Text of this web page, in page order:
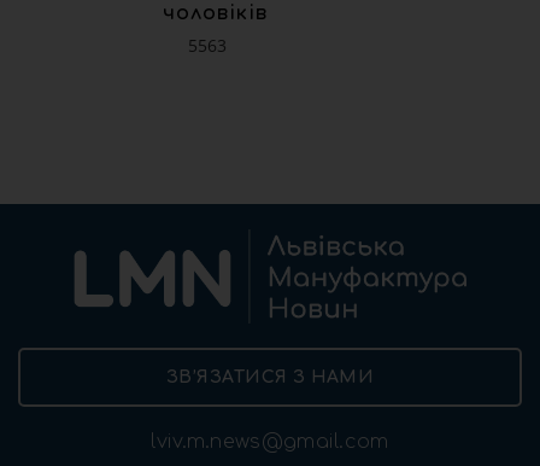
чоловіків
5563
ЗВ’ЯЗАТИСЯ З НАМИ
lviv.m.news@gmail.com